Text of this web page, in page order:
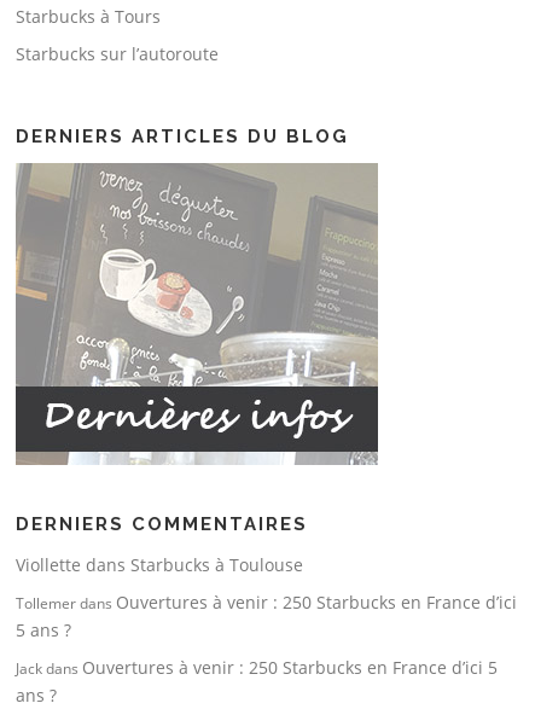
Starbucks à Tours
Starbucks sur l’autoroute
DERNIERS ARTICLES DU BLOG
DERNIERS COMMENTAIRES
Viollette dans Starbucks à Toulouse
Tollemerdans Ouvertures à venir : 250 Starbucks en France d’ici
5 ans ?
Jackdans Ouvertures à venir : 250 Starbucks en France d’ici 5
ans ?